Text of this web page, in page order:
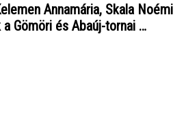
Annamária, Skala Noémi
Gömöri és Abaúj-tornai …